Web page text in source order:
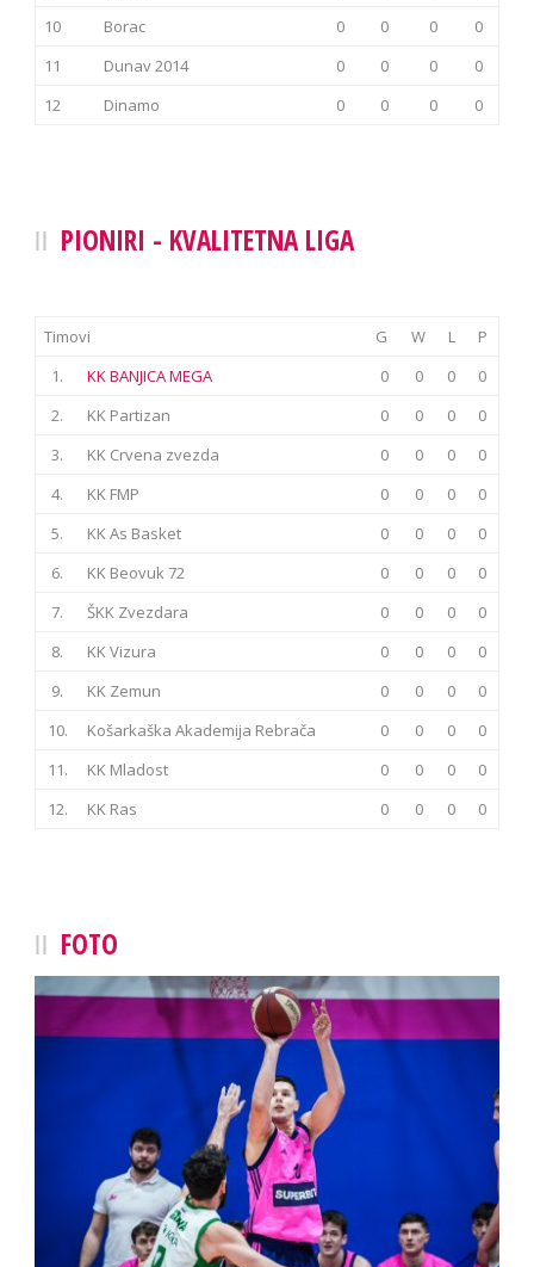
10
Borac 0 0 0
0
11
Dunav 2014 0 0 0
0
12
Dinamo 0 0 0 0
PIONIRI - KVALITETNA LIGA
Timovi G W L
P
1.
KK BANJICA MEGA 0 0 0
0
2.
KK Partizan 0 0 0
0
3.
KK Crvena zvezda 0 0 0
0
4.
KK FMP 0 0 0
0
5.
KK As Basket 0 0 0
0
6.
KK Beovuk 72 0 0 0
0
7.
ŠKK Zvezdara 0 0 0
0
8.
KK Vizura 0 0 0
0
9.
KK Zemun 0 0 0
0
10.
Košarkaška Akademija Rebrača 0 0 0
0
11.
KK Mladost 0 0 0
0
12.
KK Ras 0 0 0 0
FOTO